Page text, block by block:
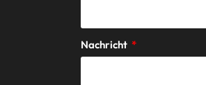
Nachricht